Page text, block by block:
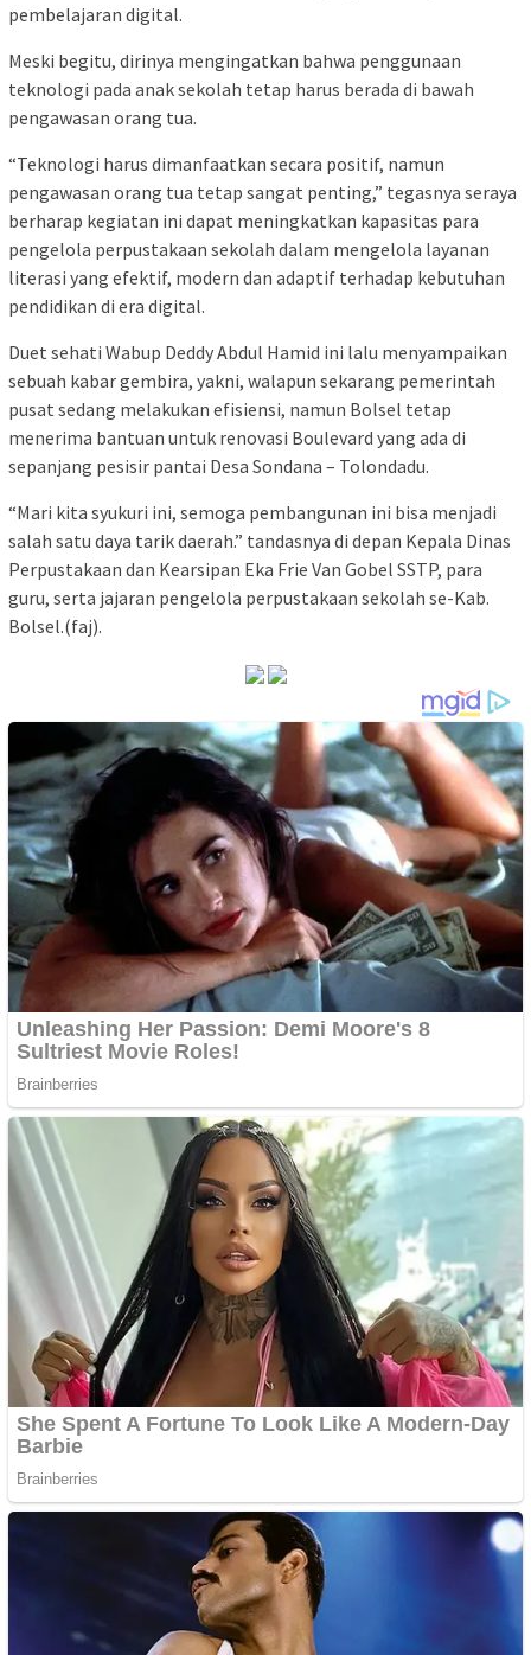
pembelajaran digital.
Meski begitu, dirinya mengingatkan bahwa penggunaan
teknologi pada anak sekolah tetap harus berada di bawah
pengawasan orang tua.
“Teknologi harus dimanfaatkan secara positif, namun
pengawasan orang tua tetap sangat penting,” tegasnya seraya
berharap kegiatan ini dapat meningkatkan kapasitas para
pengelola perpustakaan sekolah dalam mengelola layanan
literasi yang efektif, modern dan adaptif terhadap kebutuhan
pendidikan di era digital.
Duet sehati Wabup Deddy Abdul Hamid ini lalu menyampaikan
sebuah kabar gembira, yakni, walapun sekarang pemerintah
pusat sedang melakukan efisiensi, namun Bolsel tetap
menerima bantuan untuk renovasi Boulevard yang ada di
sepanjang pesisir pantai Desa Sondana – Tolondadu.
“Mari kita syukuri ini, semoga pembangunan ini bisa menjadi
salah satu daya tarik daerah.” tandasnya di depan Kepala Dinas
Perpustakaan dan Kearsipan Eka Frie Van Gobel SSTP, para
guru, serta jajaran pengelola perpustakaan sekolah se-Kab.
Bolsel.(faj).